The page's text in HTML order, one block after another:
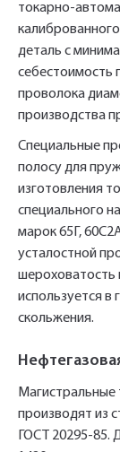
токарно-
деталь с
себестоимость
проволока
производства
Специальные
полосу для
изготовления
специального
марок 65Г,
усталостной
шероховатость
используется в
скольжения.
Магистральные
производят из
ГОСТ 20295-85.